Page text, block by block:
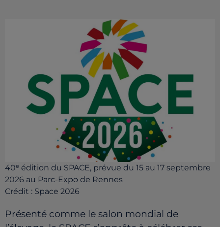
40ᵉ édition du SPACE, prévue du 15 au 17 septembre
2026 au Parc-Expo de Rennes
Crédit : Space 2026
Présenté comme le salon mondial de